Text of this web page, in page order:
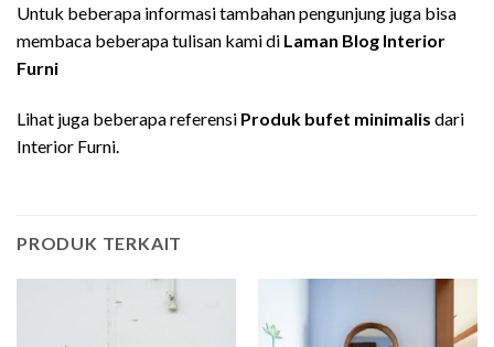
Untuk beberapa informasi tambahan pengunjung juga bisa
membaca beberapa tulisan kami di Laman Blog Interior
Furni
Lihat juga beberapa referensi Produk bufet minimalis dari
Interior Furni.
PRODUK TERKAIT